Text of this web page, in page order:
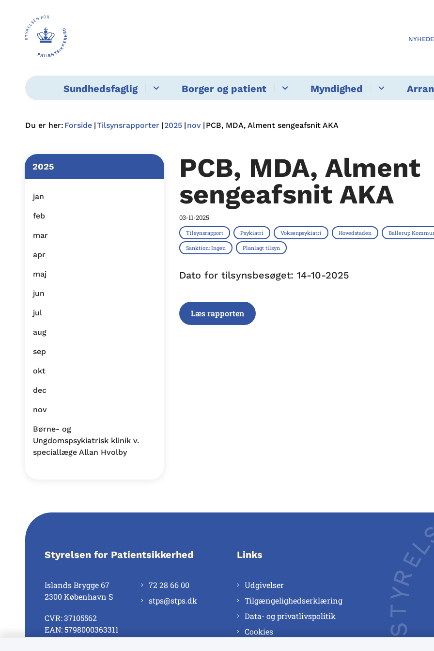
Sundhedsfaglig Borger og patient Myndighed
Du er her: Forside Tilsynsrapporter 2025 nov PCB, MDA, Alment sengeafsnit AKA
2025
jan
feb
mar
apr
maj
jun
jul
aug
sep
okt
dec
nov
Børne- og
Ungdomspsykiatrisk klinik v.
speciallæge Allan Hvolby
PCB, MDA, Alment
sengeafsnit AKA
03-11-2025
Tilsynsrapport Psykiatri Voksenpsykiatri Hovedstaden Ballerup
Sanktion: Ingen Planlagt tilsyn
Dato for tilsynsbesøget: 14-10-2025
Læs rapporten
Styrelsen for Patientsikkerhed
Islands Brygge 67
2300 København S
CVR: 37105562
EAN: 5798000363311
72 28 66 00
stps@stps.dk
Links
Udgivelser
Tilgængelighedserklæring
Data- og privatlivspolitik
Cookies